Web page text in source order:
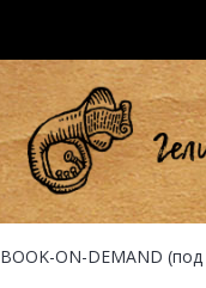
BOOK-ON-DEMAND (под